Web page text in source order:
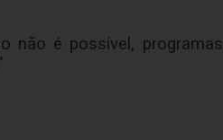
não é possível, programas